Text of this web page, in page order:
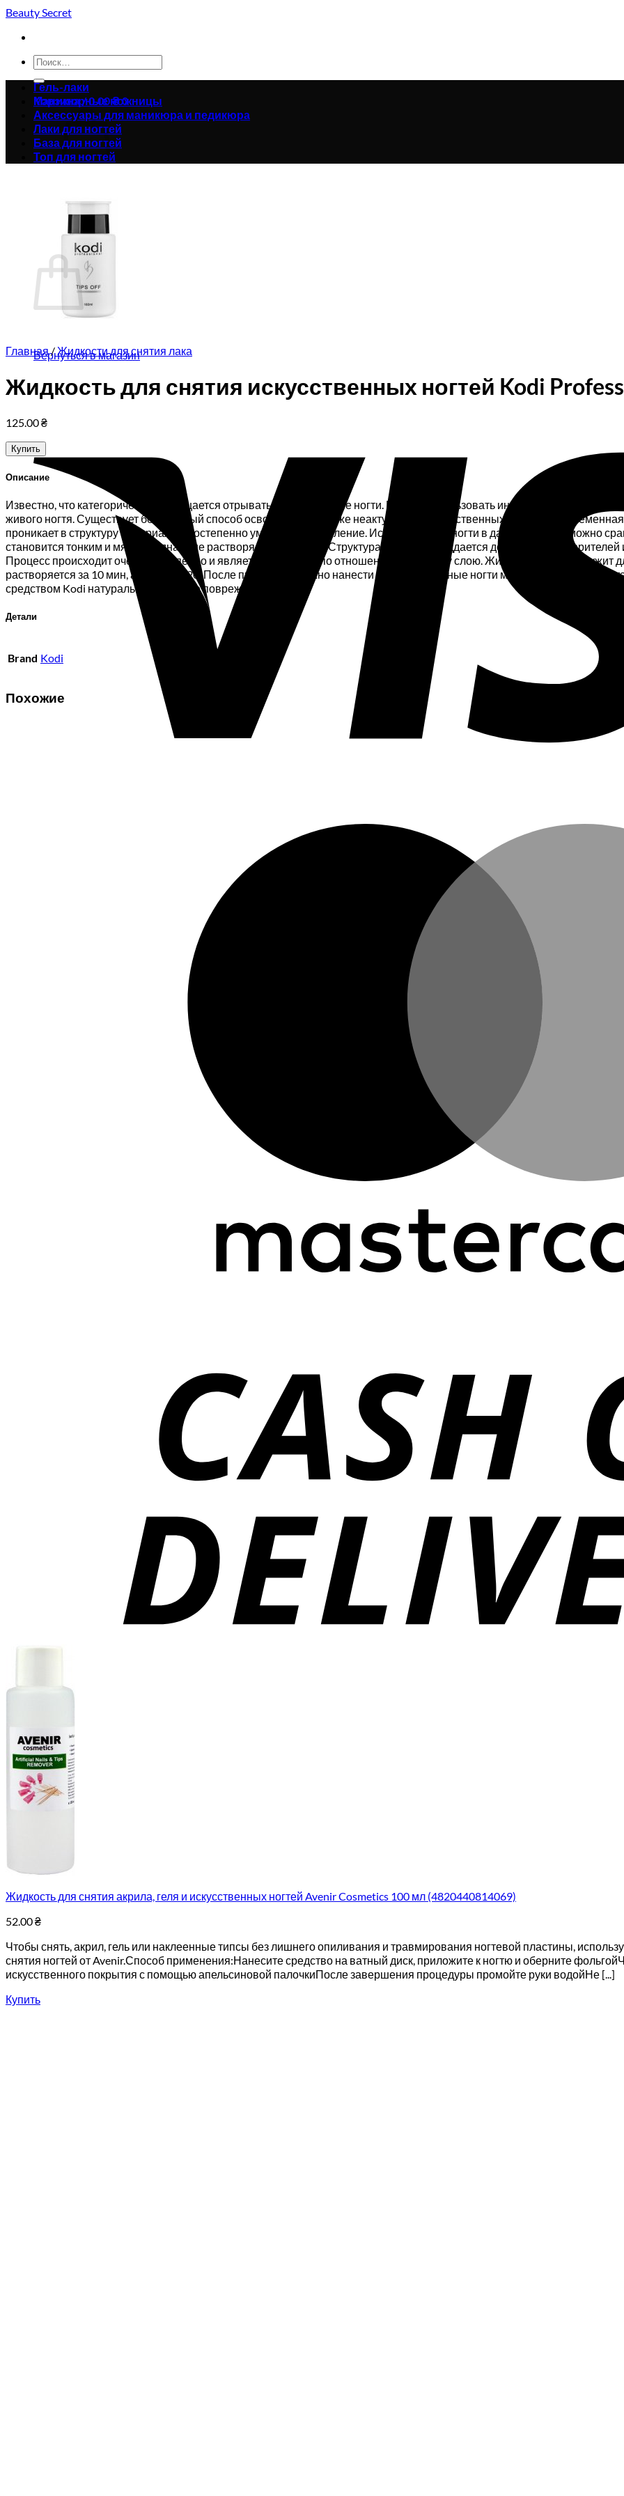
Skip
content
Beauty Secret
Искать:
Корзина /0.00₴0
Вернуться в магазин
Корзина
Вернуться в магазин
Гель-лаки
Маникюрные ножницы
Аксессуары для маникюра и педикюра
Лаки для ногтей
База для ногтей
Топ для ногтей
Главная/Жидкости для снятия лака
Жидкость для снятия искусственных ногтей Kodi
125.00₴
Купить
Описание
Известно, что категорически запрещается отрывать искусственные ногти. Нельзя использовать инструменты, с
живого ногтя. Существует безвредный способ освободиться от уже неактуальных искусственных ногтей —
проникает в структуру материала и постепенно уменьшает сцепление. Искусственные ногти в данном случае можно
становится тонким и мягким, однако не растворяется до конца. Структура покрытия поддается действию
Процесс происходит очень постепенно и является щадящим по отношению к роговому слою. Жидкость Tips Off служит
растворяется за 10 мин, акрил — за 20. После процедуры нужно нанести на обезвоженные ногти масло, чтобы их
средством Kodi натуральные ногти не повреждаются.
Детали
Brand Kodi
Похожие
Жидкость для снятия акрила, геля и искусственных ногтей Avenir Cosmetics 100 мл (4820440814069)
52.00₴
Чтобы снять, акрил, гель или наклеенные типсы без лишнего опиливания и травмирования ногтевой пластины,
снятия ногтей от Avenir.Способ применения:Нанесите средство на ватный диск, приложите к ногтю и оберните
искусственного покрытия с помощью апельсиновой палочкиПосле завершения процедуры промойте руки водойНе [...]
Купить